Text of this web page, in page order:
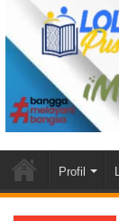
Profil